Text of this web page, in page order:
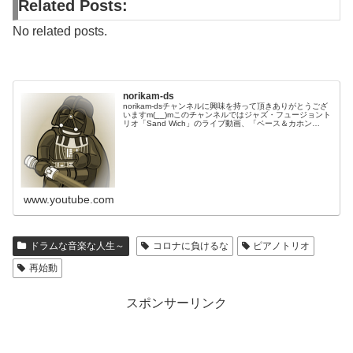
Related Posts:
No related posts.
norikam-ds
norikam-dsチャンネルに興味を持って頂きありがとうござ
いますm(__)mこのチャンネルではジャズ・フュージョント
リオ「Sand Wich」のライブ動画、「ベース＆カホン
www.youtube.com
ドラムな音楽な人生～ コロナに負けるな
ピアノトリオ
再始動
スポンサーリンク